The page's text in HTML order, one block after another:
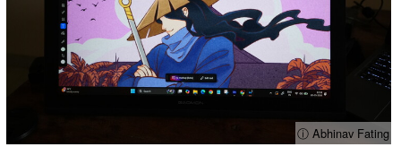
ⓘ Abhinav Fating